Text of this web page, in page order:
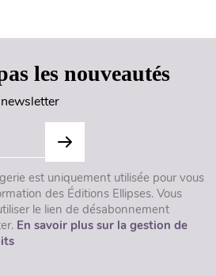
les nouveautés
est uniquement utilisée pour vous
des Éditions Ellipses. Vous
le lien de désabonnement
En savoir plus sur la gestion de